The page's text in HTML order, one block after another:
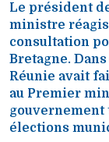
Le président
ministre
consultation
Bretagne.
Réunie avait
au Premier
gouvernement
élections